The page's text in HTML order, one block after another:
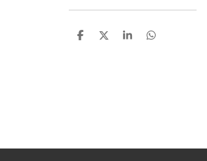
J
J
J
J